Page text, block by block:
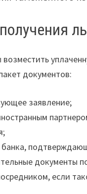
документов:
заявление;
банка,
документы
если